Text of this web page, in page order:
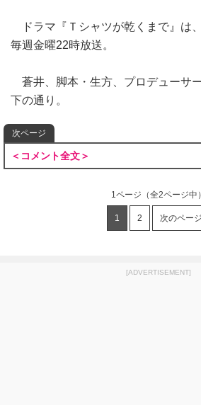
ドラマ『Ｔシャツが乾くまで』は
毎週金曜22時放送。
蒼井、脚本・生方、プロデューサ
下の通り。
次ページ
＜コメント全文＞
1ページ （全2ページ中）
1 2 次のページ
[ADVERTISEMENT]